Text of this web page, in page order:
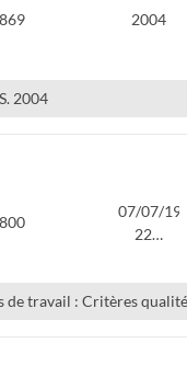
2004
2004
07/07/
22…
travail : Critères